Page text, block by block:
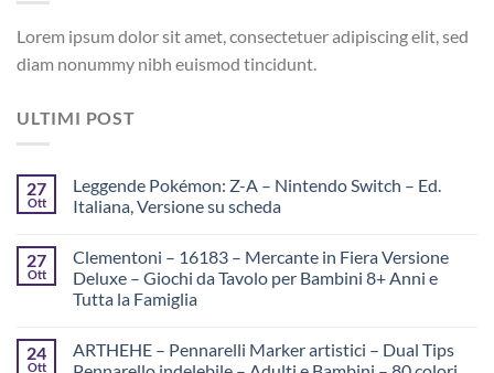
Lorem ipsum dolor sit amet, consectetuer adipiscing elit, sed
diam nonummy nibh euismod tincidunt.
ULTIMI POST
27
Ott
Leggende Pokémon: Z-A – Nintendo Switch – Ed.
Italiana, Versione su scheda
27
Ott
Clementoni – 16183 – Mercante in Fiera Versione
Deluxe – Giochi da Tavolo per Bambini 8+ Anni e
Tutta la Famiglia
24
Ott
ARTHEHE – Pennarelli Marker artistici – Dual Tips